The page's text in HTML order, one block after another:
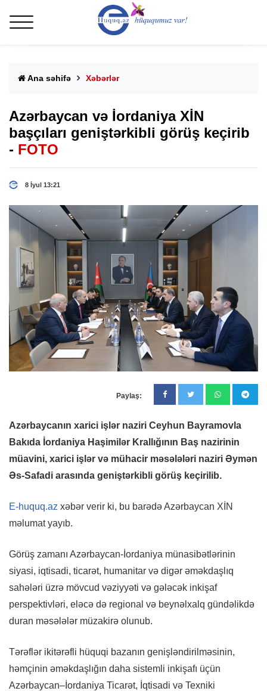
Ana səhifə Xəbərlər
Azərbaycan və İordaniya XİN
başçıları geniştərkibli görüş keçirib
- FOTO
8 İyul 13:21
Paylaş:
Azərbaycanın xarici işlər naziri Ceyhun Bayramovla
Bakıda İordaniya Haşimilər Krallığının Baş nazirinin
müavini, xarici işlər və mühacir məsələləri naziri Əymən
Əs-Safadi arasında geniştərkibli görüş keçirilib.
E-huquq.az xəbər verir ki, bu barədə Azərbaycan XİN
məlumat yayıb.
Görüş zamanı Azərbaycan-İordaniya münasibətlərinin
siyasi, iqtisadi, ticarət, humanitar və digər əməkdaşlıq
sahələri üzrə mövcud vəziyyəti və gələcək inkişaf
perspektivləri, eləcə də regional və beynəlxalq gündəlikdə
duran məsələlər müzakirə olunub.
Tərəflər ikitərəfli hüquqi bazanın genişləndirilməsinin,
həmçinin əməkdaşlığın daha sistemli inkişafı üçün
Azərbaycan–İordaniya Ticarət, İqtisadi və Texniki